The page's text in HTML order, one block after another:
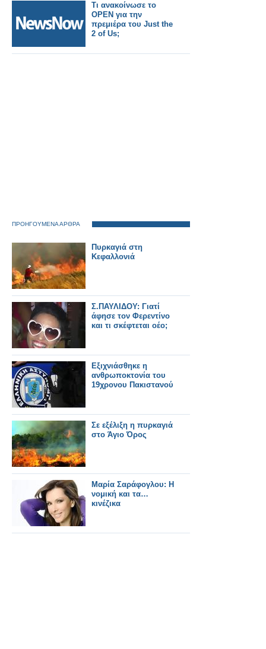
Τι ανακοίνωσε το
OPEN για την
πρεμιέρα του Just the
2 of Us;
ΠΡΟΗΓΟΥΜΕΝΑ ΑΡΘΡΑ
Πυρκαγιά στη
Κεφαλλονιά
Σ.ΠΑΥΛΙΔΟΥ: Γιατί
άφησε τον Φερεντίνο
και τι σκέφτεται οέο;
Εξιχνιάσθηκε η
ανθρωποκτονία του
19χρονου Πακιστανού
Σε εξέλιξη η πυρκαγιά
στο Άγιο Όρος
Μαρία Σαράφογλου: Η
νομική και τα…
κινέζικα